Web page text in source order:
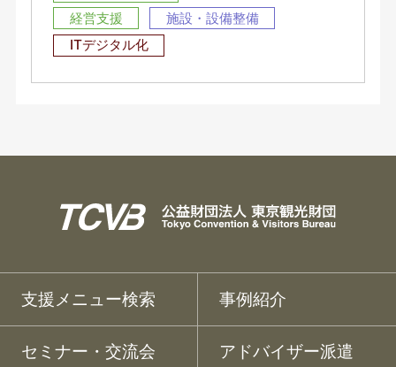
経営支援
施設・設備整備
ITデジタル化
支援メニュー検索 事例紹介
セミナー・交流会 アドバイザー派遣